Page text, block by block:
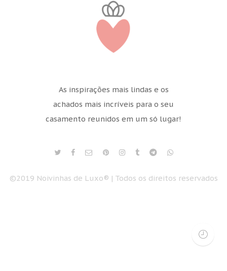
As inspirações mais lindas e os
achados mais incríveis para o seu
casamento reunidos em um só lugar!
©2019 Noivinhas de Luxo® | Todos os direitos reservados